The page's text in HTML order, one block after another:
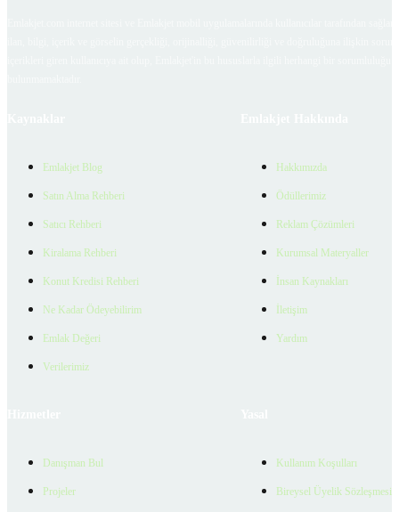
Emlakjet Blog
Satın Alma Rehberi
Satıcı Rehberi
Kiralama Rehberi
Konut Kredisi Rehberi
Ne Kadar Ödeyebilirim
Emlak Değeri
Verilerimiz
Hakkımızda
Ödüllerimiz
Reklam Çözümleri
Kurumsal Materyaller
İnsan Kaynakları
İletişim
Yardım
Danışman Bul
Projeler
Kullanım Koşulları
Bireysel Üyelik Sözleşmesi